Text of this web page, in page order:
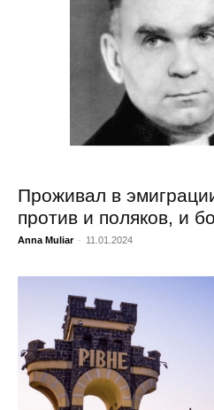
Проживал в
против и поляков, и
Anna Muliar - 11.01.2024